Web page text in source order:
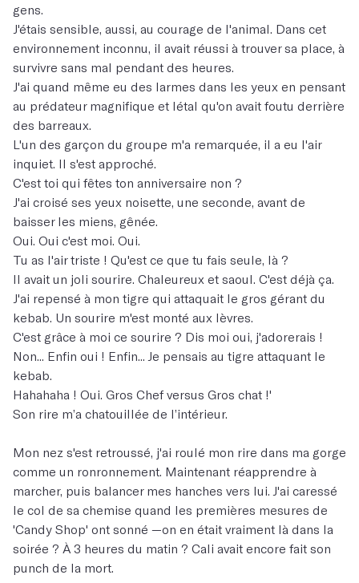
gens.
J'étais sensible, aussi, au courage de l'animal. Dans cet
environnement inconnu, il avait réussi à trouver sa place, à
survivre sans mal pendant des heures.
J'ai quand même eu des larmes dans les yeux en pensant
au prédateur magnifique et létal qu'on avait foutu derrière
des barreaux.
L'un des garçon du groupe m'a remarquée, il a eu l'air
inquiet. Il s'est approché.
C'est toi qui fêtes ton anniversaire non ?
J'ai croisé ses yeux noisette, une seconde, avant de
baisser les miens, gênée.
Oui. Oui c'est moi. Oui.
Tu as l'air triste ! Qu'est ce que tu fais seule, là ?
Il avait un joli sourire. Chaleureux et saoul. C'est déjà ça.
J'ai repensé à mon tigre qui attaquait le gros gérant du
kebab. Un sourire m'est monté aux lèvres.
C'est grâce à moi ce sourire ? Dis moi oui, j'adorerais !
Non... Enfin oui ! Enfin... Je pensais au tigre attaquant le
kebab.
Hahahaha ! Oui. Gros Chef versus Gros chat !'
Son rire m’a chatouillée de l’intérieur.
Mon nez s'est retroussé, j'ai roulé mon rire dans ma gorge
comme un ronronnement. Maintenant réapprendre à
marcher, puis balancer mes hanches vers lui. J'ai caressé
le col de sa chemise quand les premières mesures de
'Candy Shop' ont sonné —on en était vraiment là dans la
soirée ? À 3 heures du matin ? Cali avait encore fait son
punch de la mort.